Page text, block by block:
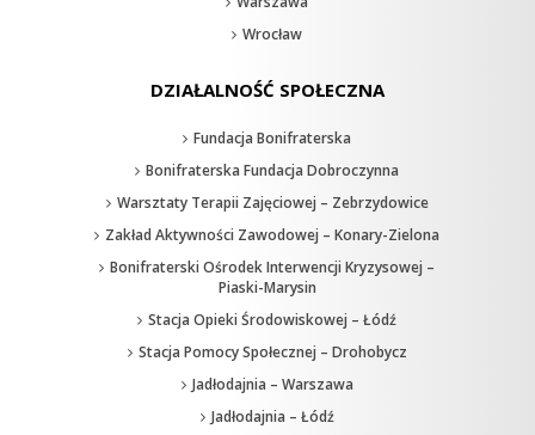
Wrocław
DZIAŁALNOŚĆ SPOŁECZNA
Fundacja Bonifraterska
Bonifraterska Fundacja Dobroczynna
Warsztaty Terapii Zajęciowej – Zebrzydowice
Zakład Aktywności Zawodowej – Konary-Zielona
Bonifraterski Ośrodek Interwencji Kryzysowej –
Piaski-Marysin
Stacja Opieki Środowiskowej – Łódź
Stacja Pomocy Społecznej – Drohobycz
Jadłodajnia – Warszawa
Jadłodajnia – Łódź